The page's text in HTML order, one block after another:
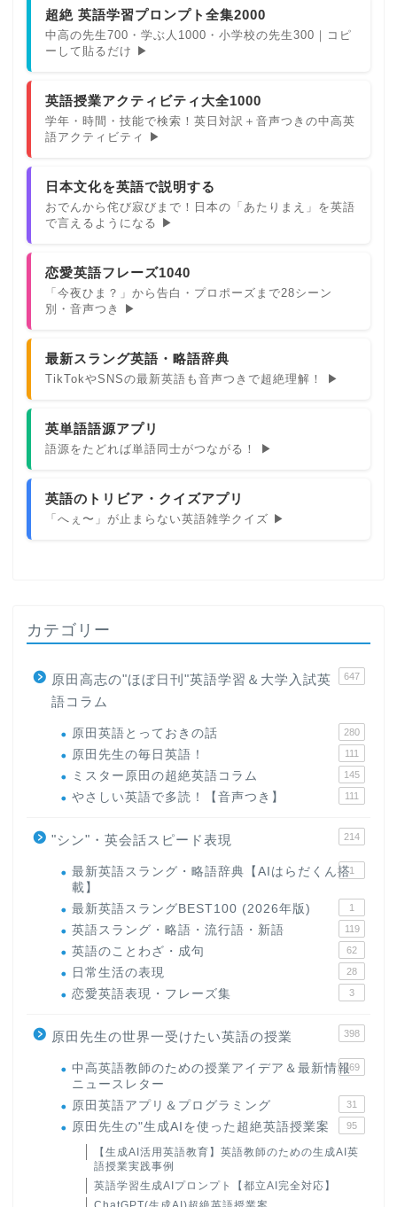
超絶 英語学習プロンプト全集2000
中高の先生700・学ぶ人1000・小学校の先生300｜コピ
ーして貼るだけ ▶
英語授業アクティビティ大全1000
学年・時間・技能で検索！英日対訳＋音声つきの中高英
語アクティビティ ▶
日本文化を英語で説明する
おでんから侘び寂びまで！日本の「あたりまえ」を英語
で言えるようになる ▶
恋愛英語フレーズ1040
「今夜ひま？」から告白・プロポーズまで28シーン
別・音声つき ▶
最新スラング英語・略語辞典
TikTokやSNSの最新英語も音声つきで超絶理解！ ▶
英単語語源アプリ
語源をたどれば単語同士がつながる！ ▶
英語のトリビア・クイズアプリ
「へぇ〜」が止まらない英語雑学クイズ ▶
カテゴリー
原田高志の"ほぼ日刊"英語学習＆大学入試英
語コラム
647
原田英語とっておきの話 280
原田先生の毎日英語！ 111
ミスター原田の超絶英語コラム 145
やさしい英語で多読！【音声つき】 111
"シン"・英会話スピード表現 214
最新英語スラング・略語辞典【AIはらだくん搭
載】
1
最新英語スラングBEST100 (2026年版) 1
英語スラング・略語・流行語・新語 119
英語のことわざ・成句 62
日常生活の表現 28
恋愛英語表現・フレーズ集 3
原田先生の世界一受けたい英語の授業 398
中高英語教師のための授業アイデア＆最新情報
ニュースレター
169
原田英語アプリ＆プログラミング 31
原田先生の"生成AIを使った超絶英語授業案 95
【生成AI活用英語教育】英語教師のための生成AI英
語授業実践事例
英語学習生成AIプロンプト【都立AI完全対応】